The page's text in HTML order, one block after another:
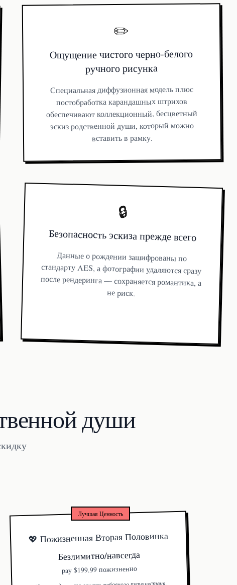
✏️
Ощущение чистого черно-белого
ручного рисунка
Специальная диффузионная модель плюс
постобработка карандашных штрихов
обеспечивают коллекционный, бесцветный
эскиз родственной души, который можно
вставить в рамку.
🔒
Безопасность эскиза прежде всего
Данные о рождении зашифрованы по
стандарту AES, а фотографии удаляются сразу
после рендеринга — сохраняется романтика, а
не риск.
души
Лучшая Ценность
💖 Пожизненная Вторая Половинка
Безлимитно/навсегда
pay$199.99 пожизненно